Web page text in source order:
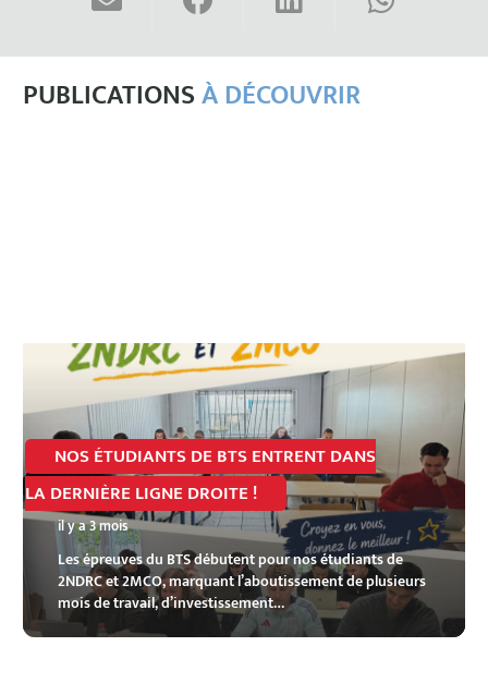
PUBLICATIONSÀ DÉCOUVRIR
NOS ÉTUDIANTS DE BTS ENTRENT DANS
LA DERNIÈRE LIGNE DROITE !
il y a 3 mois
Les épreuves du BTS débutent pour nos étudiants de
2NDRC et 2MCO, marquant l’aboutissement de plusieurs
mois de travail, d’investissement…